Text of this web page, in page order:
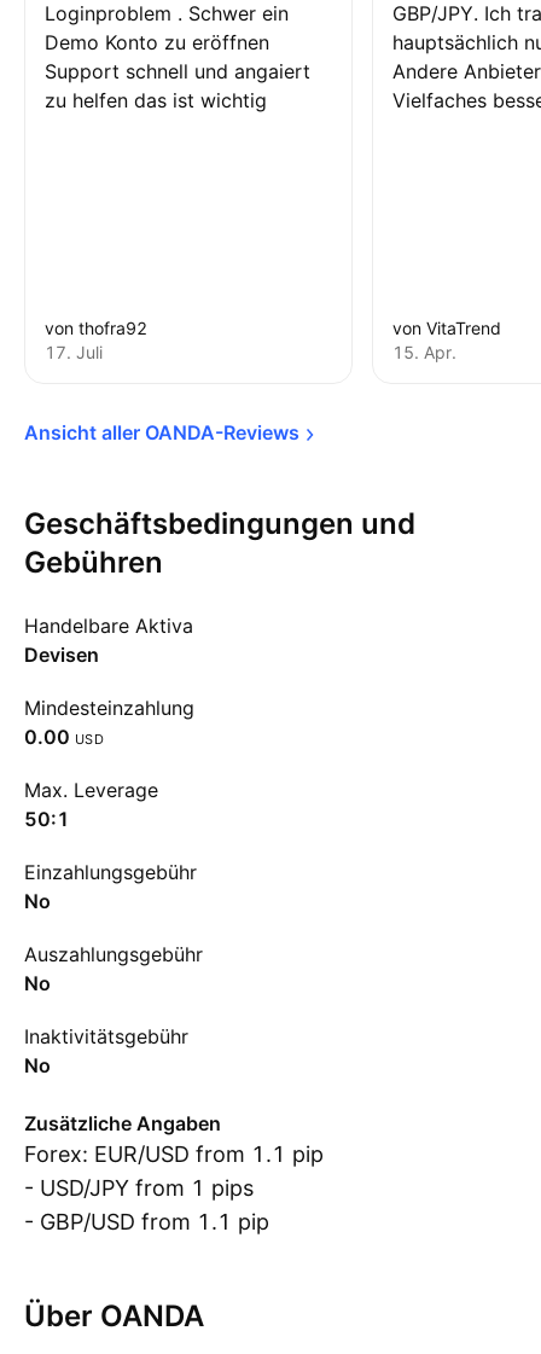
Loginproblem . Schwer ein
Demo Konto zu eröffnen
Support schnell und angaiert
zu helfen das ist wichtig
von thofra92
17. Juli
GBP/JPY. Ich
hauptsächlich
Andere
Vielfaches
von VitaTrend
15. Apr.
Ansicht aller OANDA-Reviews
Geschäftsbedingungen und
Gebühren
Handelbare Aktiva
Devisen
Mindesteinzahlung
0.00 USD
Max. Leverage
50:1
Einzahlungsgebühr
No
Auszahlungsgebühr
No
Inaktivitätsgebühr
No
Zusätzliche Angaben
Forex: EUR/USD from 1.1 pip
- USD/JPY from 1 pips
- GBP/USD from 1.1 pip
Über OANDA